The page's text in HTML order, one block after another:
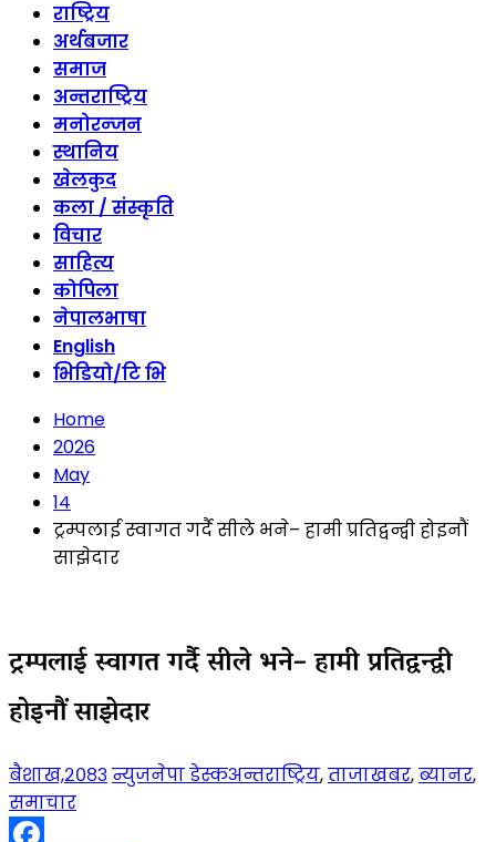
राष्ट्रिय
अर्थबजार
समाज
अन्तराष्ट्रिय
मनोरन्जन
स्थानिय
खेलकुद
कला / संस्कृति
विचार
साहित्य
कोपिला
नेपालभाषा
English
भिडियो/टि भि
Home
2026
May
14
ट्रम्पलाई स्वागत गर्दै सीले भने– हामी प्रतिद्वन्द्वी होइनौं
साझेदार
ट्रम्पलाई स्वागत गर्दै सीले भने– हामी प्रतिद्वन्द्वी
होइनौं साझेदार
बैशाख,२०८३ न्युजनेपा डेस्कअन्तराष्ट्रिय,ताजाखबर,ब्यानर,
समाचार